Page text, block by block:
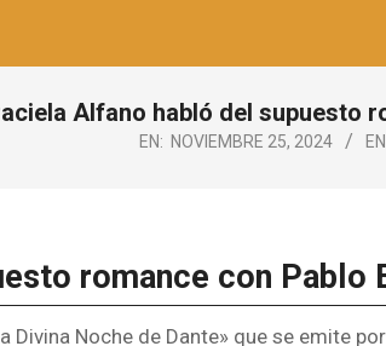
Alfano habló del supuesto
EN: NOVIEMBRE 25, 2024
romance con Pablo
Noche de Dante» que se emite por